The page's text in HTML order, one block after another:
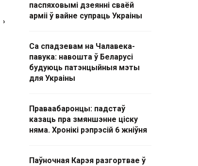
›
паспяховымі дзеянні сваёй
арміі ў вайне супраць Украіны
Са спадзевам на Чалавека-
павука: навошта ў Беларусі
будуюць патэнцыйныя мэты
для Украіны
Праваабаронцы: падстаў
казаць пра змяншэнне ціску
няма. Хронікі рэпрэсій 6 жніўня
Паўночная Карэя разгортвае ў